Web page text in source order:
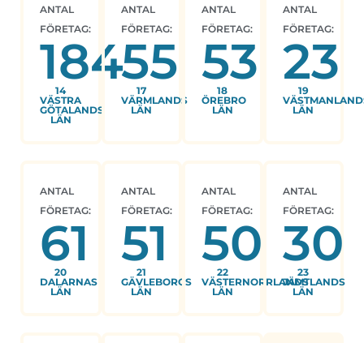
ANTAL
FÖRETAG:
184
14
VÄSTRA
GÖTALANDS
LÄN
ANTAL
FÖRETAG:
55
17
VÄRMLANDS
LÄN
ANTAL
FÖRETAG:
53
18
ÖREBRO
LÄN
ANTAL
FÖRETAG:
23
19
LÄN
ANTAL
FÖRETAG:
61
20
DALARNAS
LÄN
ANTAL
FÖRETAG:
51
21
GÄVLEBORGS
LÄN
ANTAL
FÖRETAG:
50
22
VÄSTERNORRLANDS
LÄN
ANTAL
FÖRETAG:
30
23
JÄMTLANDS
LÄN